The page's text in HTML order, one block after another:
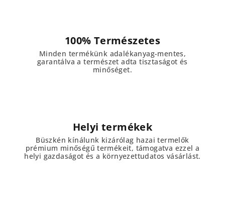
100% Természetes
Minden termékünk adalékanyag-mentes,
garantálva a természet adta tisztaságot és
minőséget.
Helyi termékek
Büszkén kínálunk kizárólag hazai termelők
prémium minőségű termékeit, támogatva ezzel a
helyi gazdaságot és a környezettudatos vásárlást.